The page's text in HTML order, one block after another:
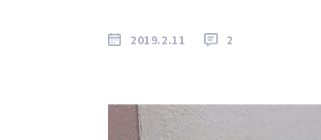
2019.2.11 2